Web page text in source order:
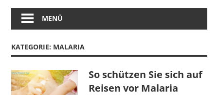
dass
uns
das
ist.
MENÜ
KATEGORIE: MALARIA
So schützen Sie sich auf
Reisen vor Malaria